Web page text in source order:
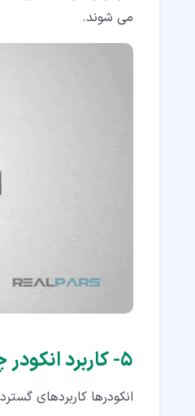
می شوند.
۵‏- کاربرد انکودر چیست؟
انکودرها کاربردهای